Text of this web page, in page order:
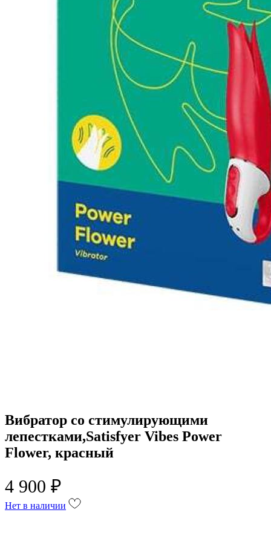
Вибратор со стимулирующими
лепестками,Satisfyer Vibes Power
Flower, красный
4 900 ₽
Нет в наличии